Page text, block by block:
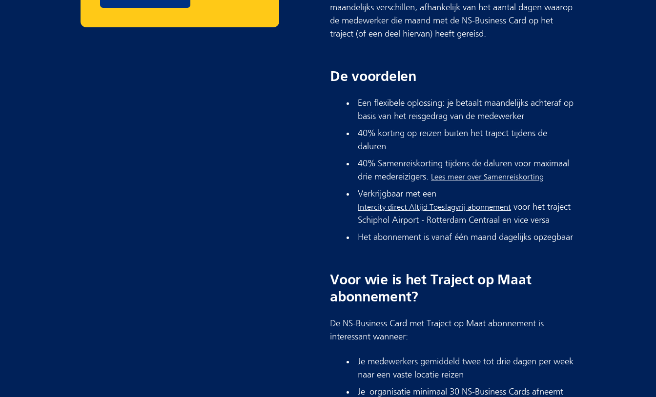
maandelijks verschillen, afhankelijk van het aantal dagen waarop
de medewerker die maand met de NS-Business Card op het
traject (of een deel hiervan) heeft gereisd.
De voordelen
Een flexibele oplossing: je betaalt maandelijks achteraf op
basis van het reisgedrag van de medewerker​
40% korting op reizen buiten het traject tijdens de
daluren​
40% Samenreiskorting tijdens de daluren voor maximaal
drie medereizigers​.
Lees meer over Samenreiskorting
Verkrijgbaar met een
Intercity direct Altijd Toeslagvrij abonnement voor het traject
Schiphol Airport - Rotterdam Centraal en vice versa
Het abonnement is vanaf één maand dagelijks opzegbaar
Voor wie is het Traject op Maat
abonnement?
De NS-Business Card met Traject op Maat abonnement is
interessant wanneer:​
Je medewerkers gemiddeld twee tot drie dagen per week
naar een vaste locatie reizen​
Je organisatie minimaal 30 NS-Business Cards afneemt​